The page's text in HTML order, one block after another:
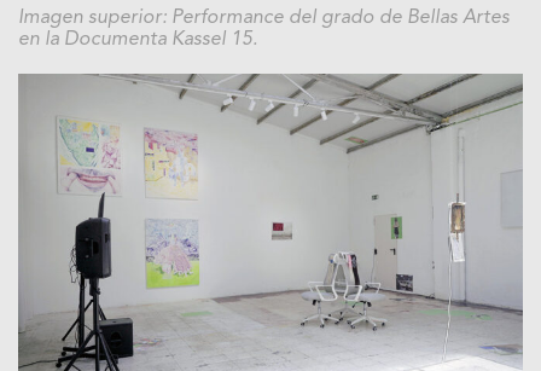
Imagen superior: Performance del grado de Bellas Artes
en la Documenta Kassel 15.